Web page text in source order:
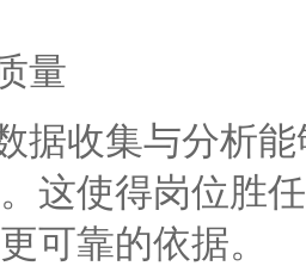
量
收集与分析能
这使得岗位胜
可靠的依据。